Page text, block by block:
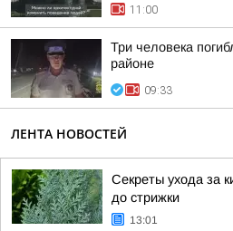
11:00
Три человека
районе
09:33
ЛЕНТА НОВОСТЕЙ
Секреты ухода за
до стрижки
13:01